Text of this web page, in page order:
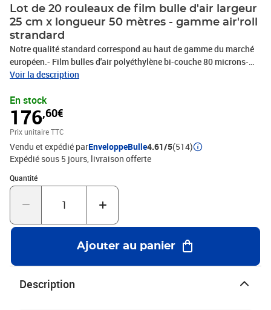
Lot de 20 rouleaux de film bulle d'air largeur
25 cm x longueur 50 mètres - gamme air'roll
strandard
Notre qualité standard correspond au haut de gamme du marché
européen.- Film bulles d'air polyéthylène bi-couche 80 microns-
Bulles de diamètre 10 mm, d'épaisseur 4 mm- Longueur 50 m-
jardiner, bricoler, cuisiner : ce matériel permet de répondre à tous
vos besoins.La qualité exclusive enveloppebulle au meilleur prix.-
ANTI-CHOC : protège les objets et les surfaces fragiles.- ANTI-
VIBRATIONS : plus de sécurité pour vos expéditions.- SOUPLE :
épouse parfaitement la forme de tous vos objets.- LEGER : frais
d'expédition réduits !- Imperméable, transparent et inodore.- Très
pratique pour vos déménagements.- Permet une meilleure
conservation des fruits et légumes si vous disposez du film bulle
dans le bac inférieur de votre réfrigérateur.- Enduisez un morceau
très original par rapport à une éponge sur vos meubles ou vos
murs !- ANTI-STRESS : il a été prouvé que claquer des bulles est un
très bon moyen de dissiper la colère, le stress et la tension :o)Le
meilleur rapport qualité / prix en terme de protection et de
résistance !Protégez l'environnement ! - Ce produit est 100 %
recyclable- possibilité de réutiliser le film bulle pour protéger des
Voir la description
En stock
176,60€
Prix unitaire TTC
Vendu et expédié parEnveloppeBulle4.61/5(514)
Expédié sous 5 jours livraison offerte
Quantité
Quantité : 1
Ajouter au panier
Description